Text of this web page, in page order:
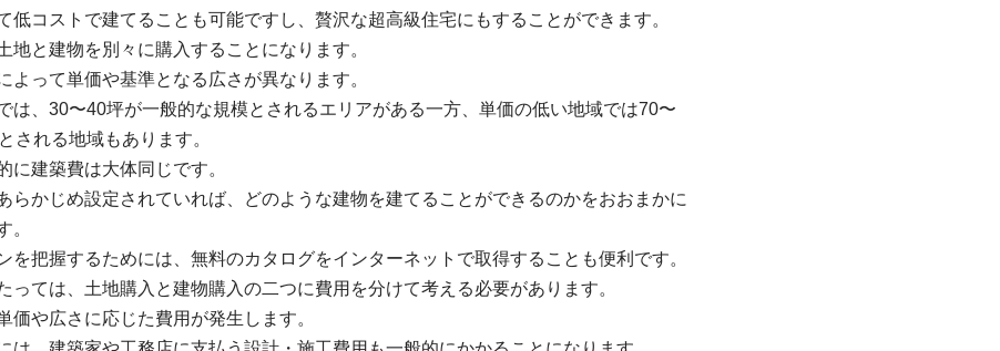
低コストで建てることも可能ですし、贅沢な超高級住宅にもすることができます。
地と建物を別々に購入することになります。
よって単価や基準となる広さが異なります。
は、30〜40坪が一般的な規模とされるエリアがある一方、単価の低い地域では70〜
される地域もあります。
に建築費は大体同じです。
らかじめ設定されていれば、どのような建物を建てることができるのかをおおまかに
。
を把握するためには、無料のカタログをインターネットで取得することも便利です。
っては、土地購入と建物購入の二つに費用を分けて考える必要があります。
価や広さに応じた費用が発生します。